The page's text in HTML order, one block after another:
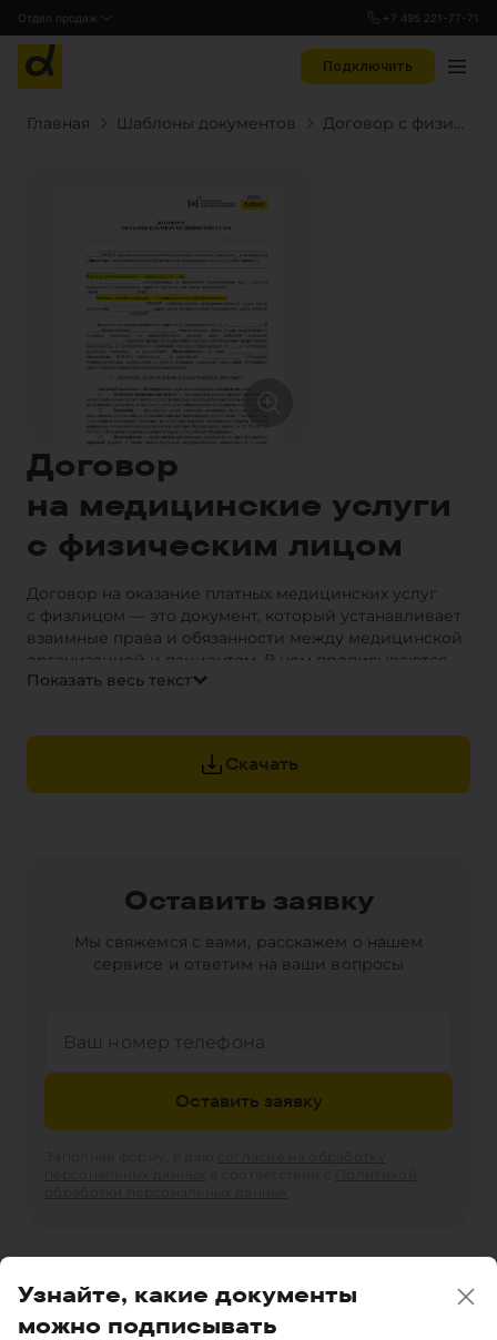
Отдел продаж +7 495 221-77-71
Подключить
Главная Шаблоны документов Договор с физическим лицом
Договор
на медицинские услуги
с физическим лицом
Договор на оказание платных медицинских услуг
с физлицом — это документ, который устанавливает
взаимные права и обязанности между медицинской
организацией и пациентом. В нем прописываются
все условия предоставления медицинских услуг:
Такой договор является официальным
подтверждением отношений между пациентом
Обратите внимание на фрагменты документа,
наших юридических консультантов или варианты
под разные случаи сделки. Ответственность
подписывающие шаблон.
Показать весь текст
Скачать
Оставить заявку
Мы свяжемся с вами, расскажем о нашем
сервисе и ответим на ваши вопросы
Оставить заявку
Похожие документы →
Узнайте, какие документы
можно подписывать